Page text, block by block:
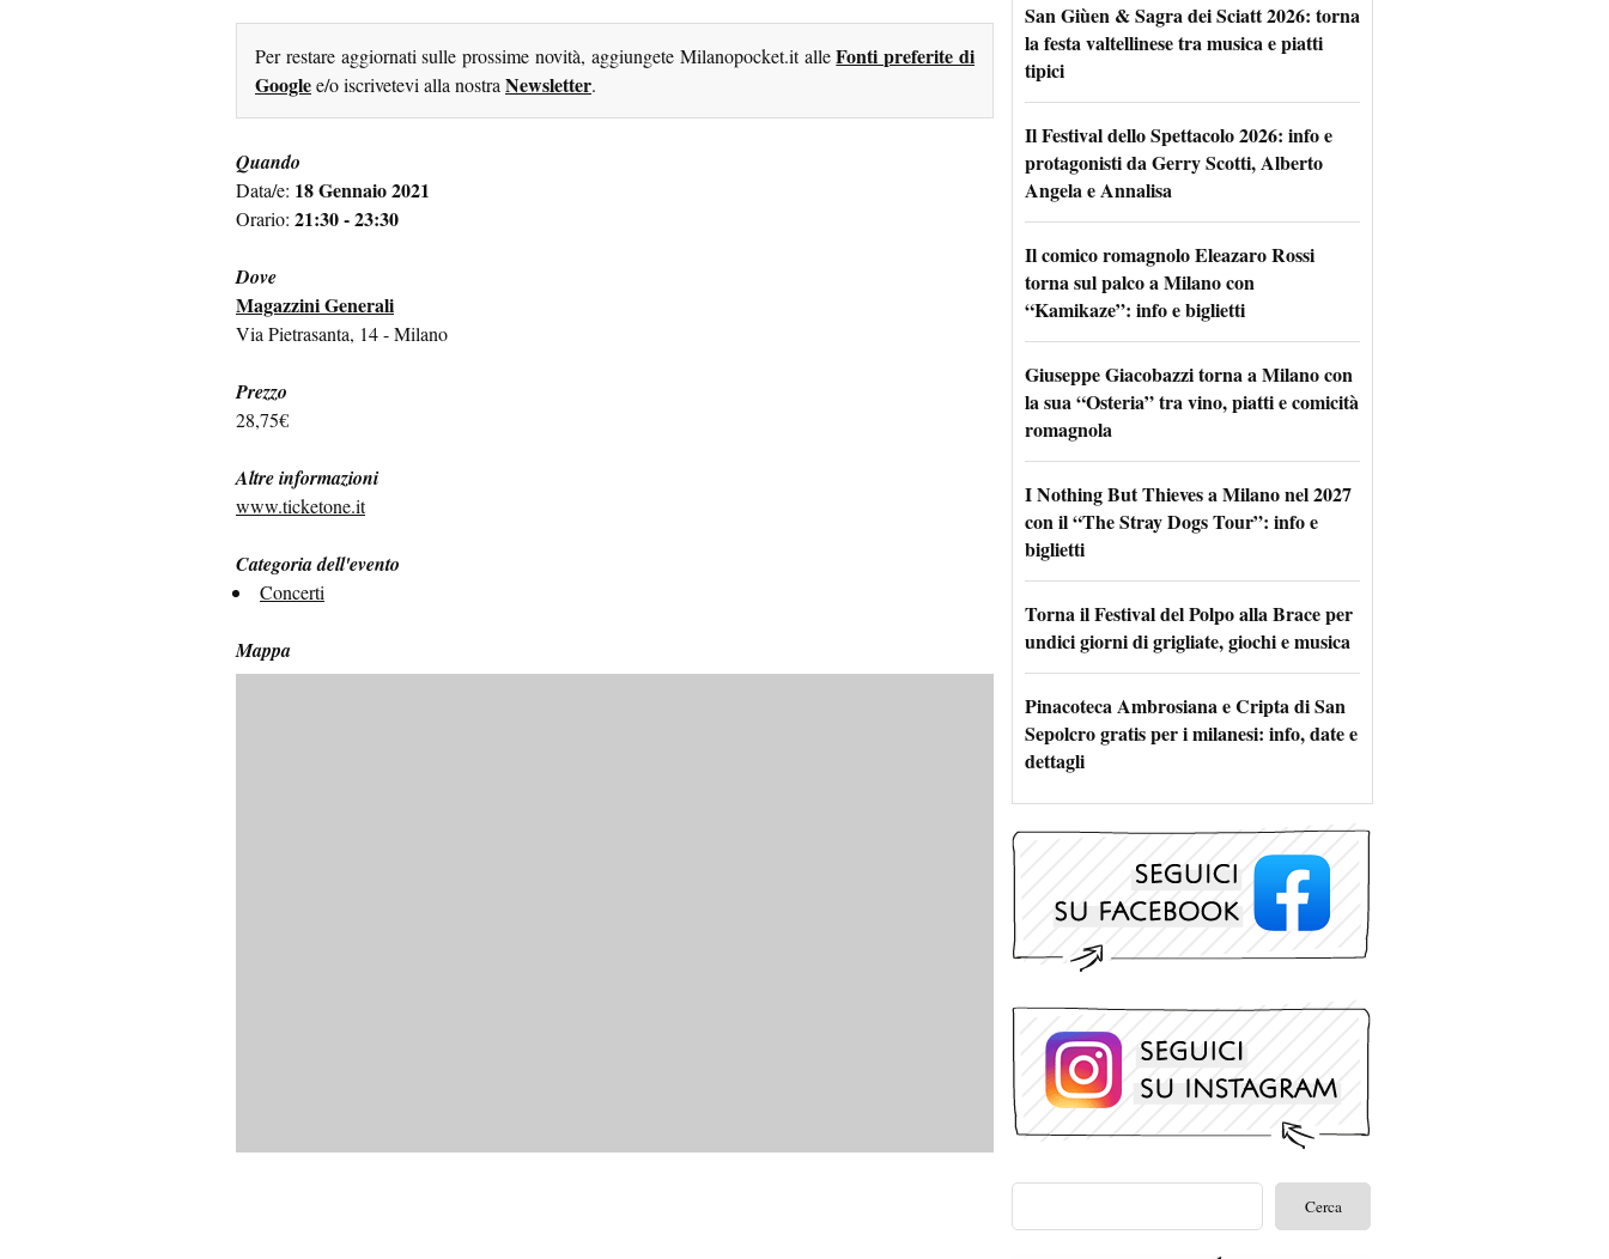
Per restare aggiornati sulle prossime novità, aggiungete Milanopocket.it alleFonti preferite di
Googlee/o iscrivetevi alla nostraNewsletter.
Quando
Data/e: 18 Gennaio 2021
Orario: 21:30 - 23:30
Dove
Magazzini Generali
Via Pietrasanta, 14 - Milano
Prezzo
28,75€
Altre informazioni
www.ticketone.it
Categoria dell'evento
Concerti
Mappa
San Giùen & Sagra dei Sciatt 2026: torna
la festa valtellinese tra musica e piatti
tipici
Il Festival dello Spettacolo 2026: info e
protagonisti da Gerry Scotti, Alberto
Angela e Annalisa
Il comico romagnolo Eleazaro Rossi
torna sul palco a Milano con
“Kamikaze”: info e biglietti
Giuseppe Giacobazzi torna a Milano con
la sua “Osteria” tra vino, piatti e comicità
romagnola
I Nothing But Thieves a Milano nel 2027
con il “The Stray Dogs Tour”: info e
biglietti
Torna il Festival del Polpo alla Brace per
undici giorni di grigliate, giochi e musica
Pinacoteca Ambrosiana e Cripta di San
Sepolcro gratis per i milanesi: info, date e
dettagli